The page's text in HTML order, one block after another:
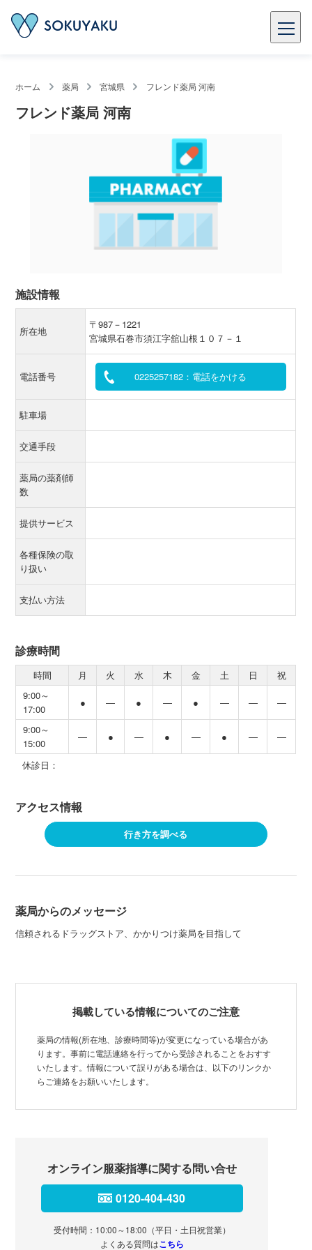
ホーム 薬局 宮城県 フレンド薬局 河南
フレンド薬局 河南
施設情報
所在地
〒987－1221
宮城県石巻市須江字舘山根１０７－１
電話番号 0225257182：電話をかける
駐車場
交通手段
薬局の薬剤師
数
提供サービス
各種保険の取
り扱い
支払い方法
診療時間
時間 月 火 水 木 金 土 日
祝
9:00～
17:00
● ― ● ― ● ― ― ―
9:00～
15:00
― ● ― ● ― ● ― ―
休診日：
アクセス情報
行き方を調べる
薬局からのメッセージ
信頼されるドラッグストア、かかりつけ薬局を目指して
掲載している情報についてのご注意
薬局の情報(所在地、診療時間等)が変更になっている場合があ
ります。事前に電話連絡を行ってから受診されることをおすす
いたします。情報について誤りがある場合は、以下のリンクか
らご連絡をお願いいたします。
オンライン服薬指導に関する問い合せ
0120-404-430
受付時間：10:00～18:00（平日・土日祝営業）
よくある質問はこちら